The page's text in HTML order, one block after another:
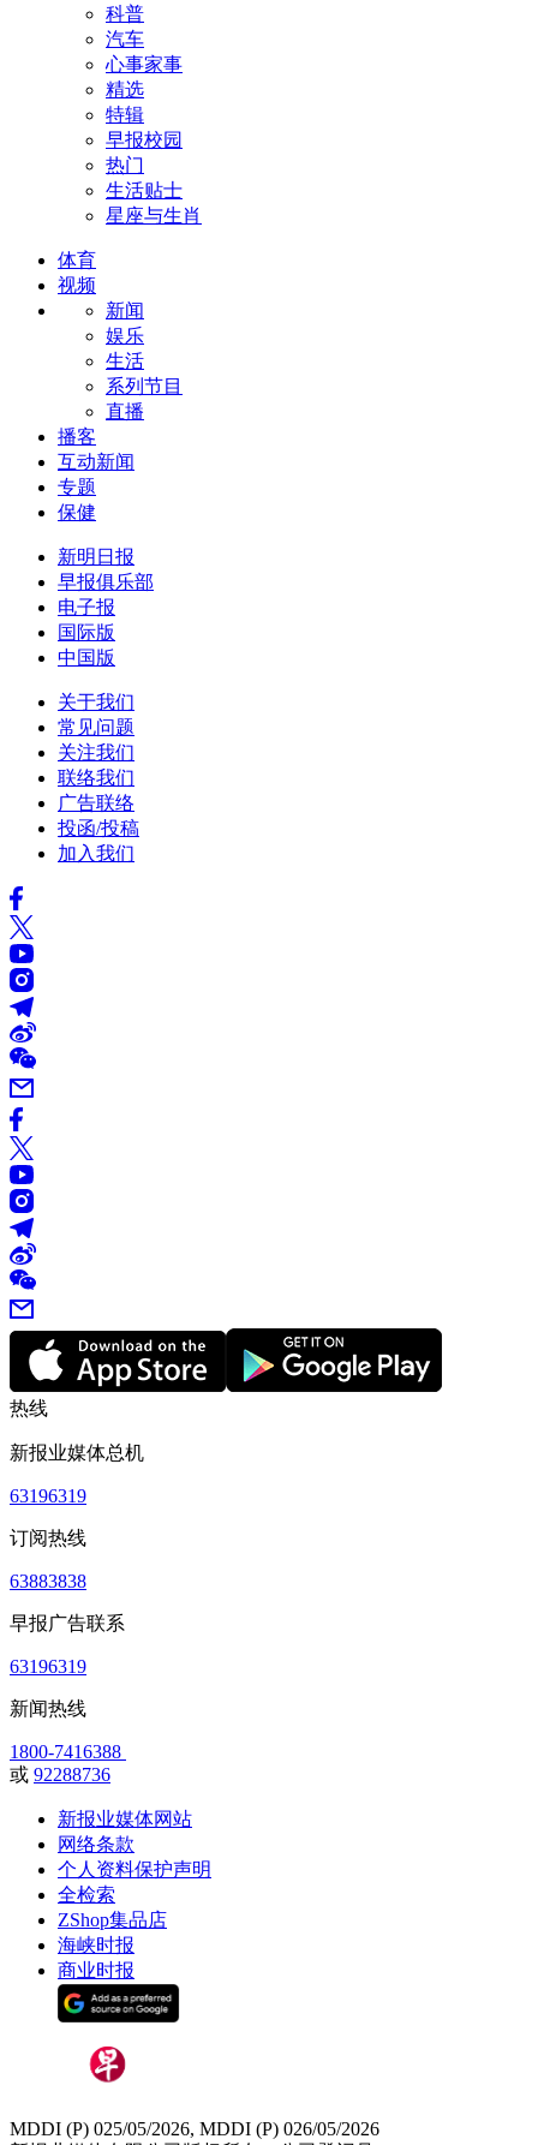
科普
汽车
心事家事
精选
特辑
早报校园
热门
生活贴士
星座与生肖
体育
视频
新闻
娱乐
生活
系列节目
直播
播客
互动新闻
专题
保健
新明日报
早报俱乐部
电子报
国际版
中国版
关于我们
常见问题
关注我们
联络我们
广告联络
投函/投稿
加入我们
热线
新报业媒体总机
63196319
订阅热线
63883838
早报广告联系
63196319
新闻热线
1800-7416388
或 92288736
新报业媒体网站
网络条款
个人资料保护声明
全检索
ZShop集品店
海峡时报
商业时报
MDDI (P) 025/05/2026, MDDI (P) 026/05/2026